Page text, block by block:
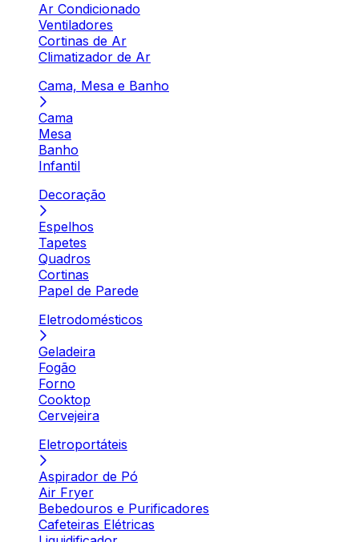
Ar Condicionado
Ventiladores
Cortinas de Ar
Climatizador de Ar
Cama, Mesa e Banho
Cama
Mesa
Banho
Infantil
Decoração
Espelhos
Tapetes
Quadros
Cortinas
Papel de Parede
Eletrodomésticos
Geladeira
Fogão
Forno
Cooktop
Cervejeira
Eletroportáteis
Aspirador de Pó
Air Fryer
Bebedouros e Purificadores
Cafeteiras Elétricas